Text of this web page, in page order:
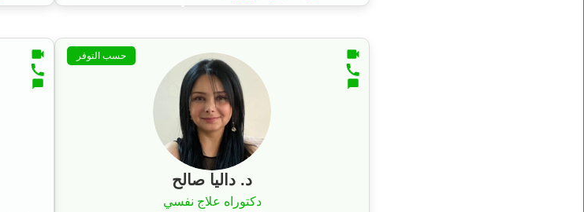
حسب التوفر
د. داليا صالح
دكتوراه علاج نفسي